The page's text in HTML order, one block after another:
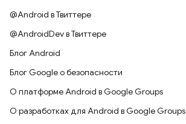
@Android в Твиттере
@AndroidDev в Твиттере
Блог Android
Блог Google о безопасности
О платформе Android в Google Groups
О разработках для Android в Google Groups